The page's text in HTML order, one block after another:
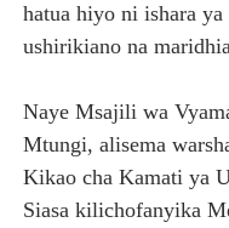
hatua hiyo ni ishara
ushirikiano na
Naye Msajili wa
Mtungi, alisema
Kikao cha Kamati ya
Siasa kilichofanyika